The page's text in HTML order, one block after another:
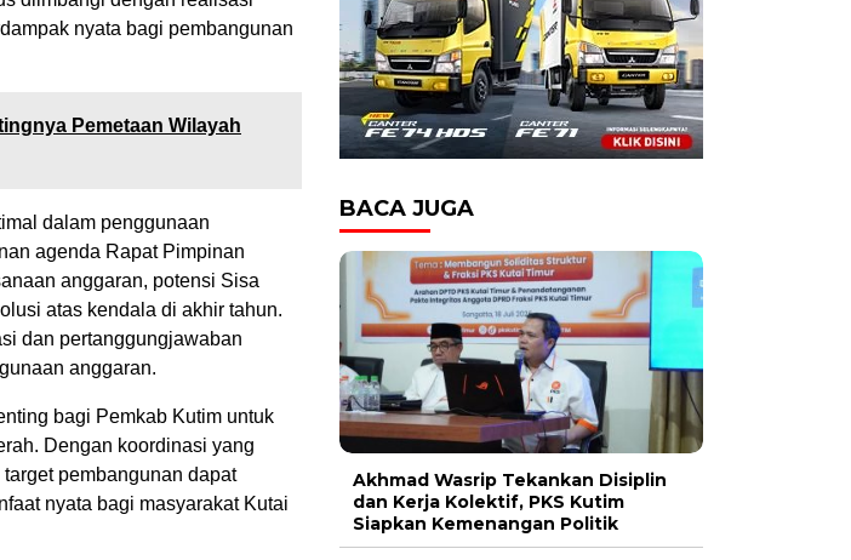
nyata bagi pembangunan
Pemetaan Wilayah
dalam penggunaan
agenda Rapat Pimpinan
anggaran, potensi Sisa
atas kendala di akhir tahun.
dan pertanggungjawaban
anggaran.
bagi Pemkab Kutim untuk
Dengan koordinasi yang
pembangunan dapat
nyata bagi masyarakat Kutai
BACA JUGA
Akhmad Wasrip Tekankan Disiplin
dan Kerja Kolektif, PKS Kutim
Siapkan Kemenangan Politik